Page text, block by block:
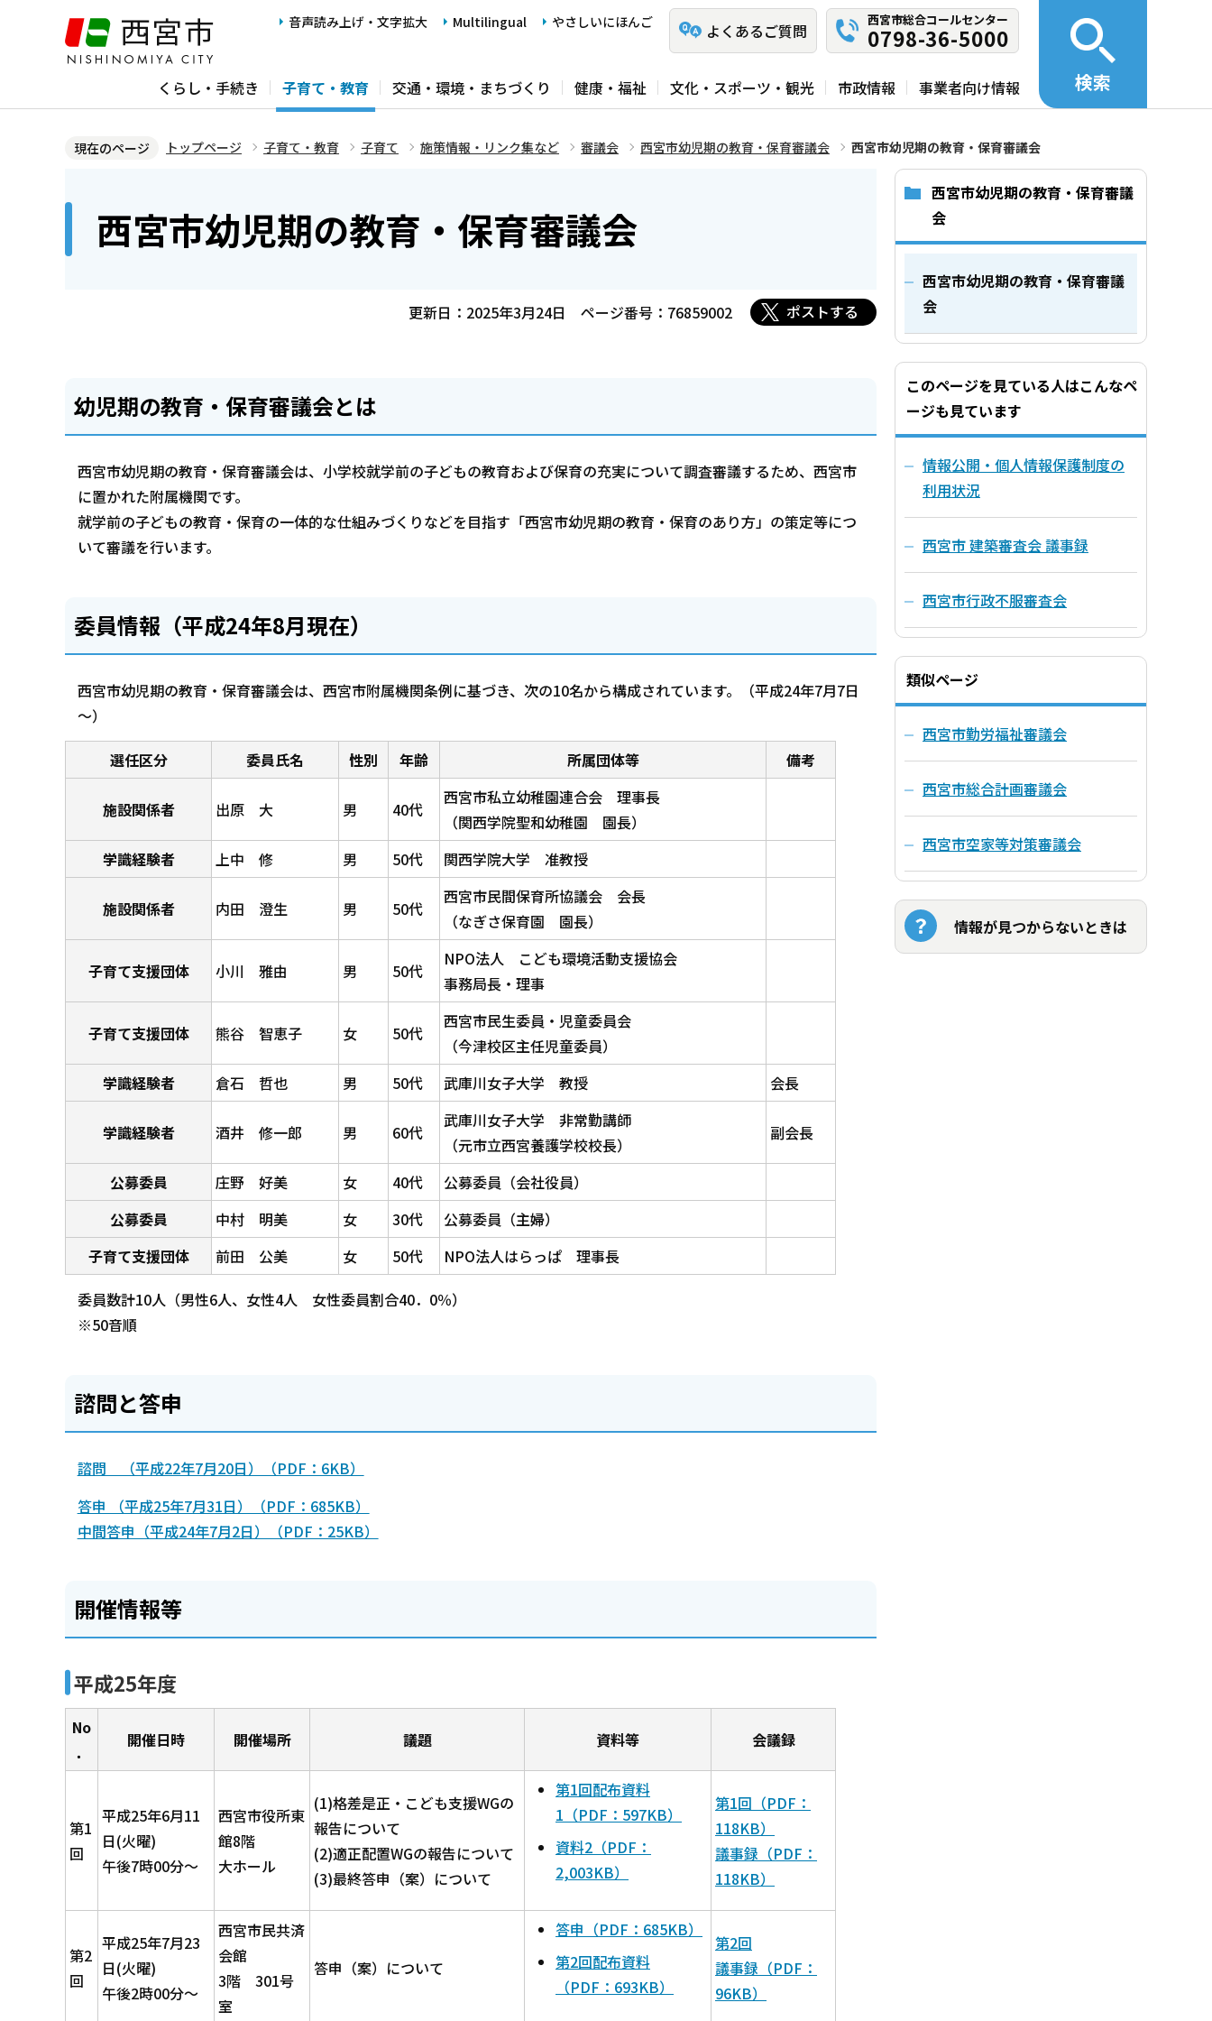
ジ
音声読み上げ・文字拡大 Multilingual やさしいにほんご よくあるご質問
西宮市総合コールセンター
0798-36-5000
くらし・手続き 子育て・教育 交通・環境・まちづくり 健康・福祉 文化・スポーツ・観光 市政情報 事業者向け情報 検索
現在のページ トップページ 子育て・教育 子育て 施策情報・リンク集など 審議会 西宮市幼児期の教育・保育審議会 西宮市幼児期の教育・保育審議会
西宮市幼児期の教育・保育審議会
更新日：2025年3月24日 ページ番号：76859002 ポストする
幼児期の教育・保育審議会とは
西宮市幼児期の教育・保育審議会は、小学校就学前の子どもの教育および保育の充実について調査審議するため、西宮市
に置かれた附属機関です。
就学前の子どもの教育・保育の一体的な仕組みづくりなどを目指す「西宮市幼児期の教育・保育のあり方」の策定等につ
いて審議を行います。
委員情報（平成24年8月現在）
西宮市幼児期の教育・保育審議会は、西宮市附属機関条例に基づき、次の10名から構成されています。（平成24年7月7日
～）
選任区分 委員氏名 性別 年齢 所属団体等 備考
施設関係者 出原 大 男 40代
西宮市私立幼稚園連合会 理事長
（関西学院聖和幼稚園 園長）
学識経験者
上中 修 男 50代 関西学院大学 准教授
施設関係者 内田 澄生 男 50代
西宮市民間保育所協議会 会長
（なぎさ保育園 園長）
子育て支援団体 小川 雅由 男 50代
NPO法人 こども環境活動支援協会
事務局長・理事
子育て支援団体 熊谷 智恵子 女 50代
西宮市民生委員・児童委員会
（今津校区主任児童委員）
学識経験者
倉石 哲也 男 50代 武庫川女子大学 教授 会長
学識経験者 酒井 修一郎 男 60代
武庫川女子大学 非常勤講師
（元市立西宮養護学校校長）
副会長
公募委員 庄野 好美 女 40代
公募委員（会社役員）
公募委員
中村 明美 女 30代
公募委員（主婦）
子育て支援団体
前田 公美 女 50代 NPO法人はらっぱ 理事長
委員数計10人（男性6人、女性4人 女性委員割合40．0％）
※50音順
諮問と答申
諮問 （平成22年7月20日）（PDF：6KB）
答申 （平成25年7月31日）（PDF：685KB）
中間答申（平成24年7月2日）（PDF：25KB）
開催情報等
平成25年度
No
．
開催日時 開催場所 議題 資料等 会議録
第1
回
平成25年6月11
日(火曜)
午後7時00分～
西宮市役所東
館8階
大ホール
(1)格差是正・こども支援WGの
報告について
(2)適正配置WGの報告について
(3)最終答申（案）について
第1回配布資料
1（PDF：597KB）
資料2（PDF：
2,003KB）
第1回（PDF：
118KB）
議事録（PDF：
118KB）
第2
回
平成25年7月23
日(火曜)
午後2時00分～
西宮市民共済
会館
3階 301号
室
答申（案）について
答申（PDF：685KB）
第2回配布資料
（PDF：693KB）
第2回
議事録（PDF：
96KB）
西宮市幼児期の教育・保育審議
会
西宮市幼児期の教育・保育審議
会
このページを見ている人はこんなペ
ージも見ています
情報公開・個人情報保護制度の
利用状況
西宮市 建築審査会 議事録
西宮市行政不服審査会
類似ページ
西宮市勤労福祉審議会
西宮市総合計画審議会
西宮市空家等対策審議会
情報が見つからないときは